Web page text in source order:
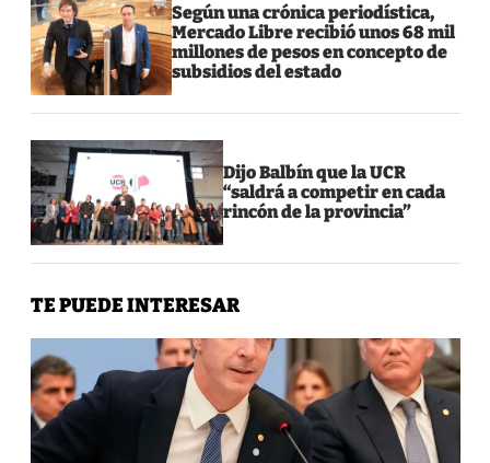
Según una crónica periodística,
Mercado Libre recibió unos 68 mil
millones de pesos en concepto de
subsidios del estado
Dijo Balbín que la UCR
“saldrá a competir en cada
rincón de la provincia”
TE PUEDE INTERESAR